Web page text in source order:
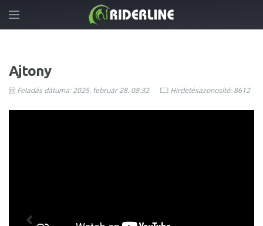
Ajtony
Feladás dátuma: 2025. február 28. 08:32 Hirdetésazonosító: 8612